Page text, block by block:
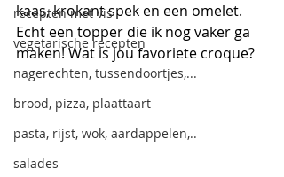
recepten met vis
vegetarische recepten
nagerechten, tussendoortjes,...
brood, pizza, plaattaart
pasta, rijst, wok, aardappelen,..
salades
kaas, krokant spek en een omelet.
Echt een topper die ik nog vaker ga
maken! Wat is jou favoriete croque?